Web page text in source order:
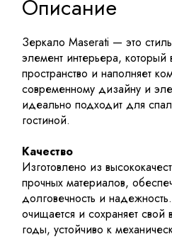
Описание
Зеркало Maserati — это
элемент интерьера, который
пространство и наполняет
современному дизайну и
идеально подходит для
гостиной.
Качество
Изготовлено из
прочных материалов,
долговечность и
очищается и сохраняет
годы, устойчиво к